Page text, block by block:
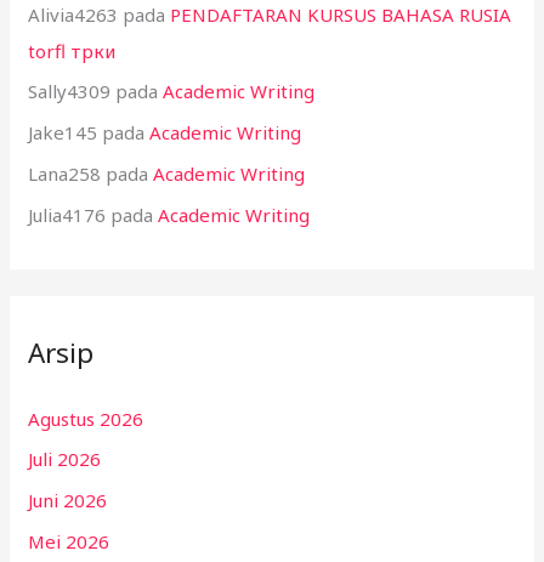
Alivia4263 pada PENDAFTARAN KURSUS BAHASA RUSIA
torfl трки
Sally4309 padaAcademic Writing
Jake145 padaAcademic Writing
Lana258 padaAcademic Writing
Julia4176 padaAcademic Writing
Arsip
Agustus 2026
Juli 2026
Juni 2026
Mei 2026